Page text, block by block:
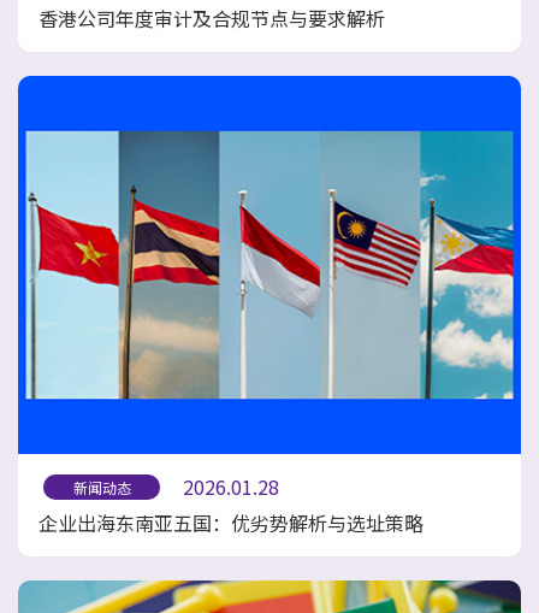
香港公司年度审计及合规节点与要求解析
新闻动态
2026.01.28
企业出海东南亚五国：优劣势解析与选址策略